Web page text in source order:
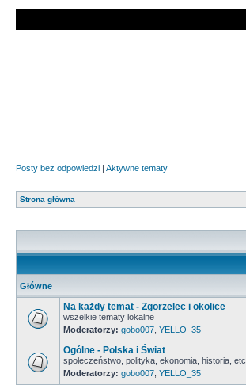
Posty bez odpowiedzi | Aktywne tematy
Strona główna
Główne
Na każdy temat - Zgorzelec i okolice
wszelkie tematy lokalne
Moderatorzy: gobo007 YELLO_35
Ogólne - Polska i Świat
społeczeństwo, polityka, ekonomia, historia, etc.
Moderatorzy: gobo007 YELLO_35